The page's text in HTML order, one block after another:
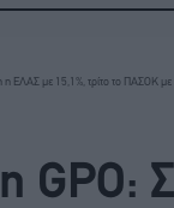
ΕΛΑΣ με 15,1%, τρίτο το ΠΑΣΟΚ με
GPO: